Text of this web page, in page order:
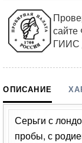
ГИИС
ОПИСАНИЕ
Серьги с
пробы, с